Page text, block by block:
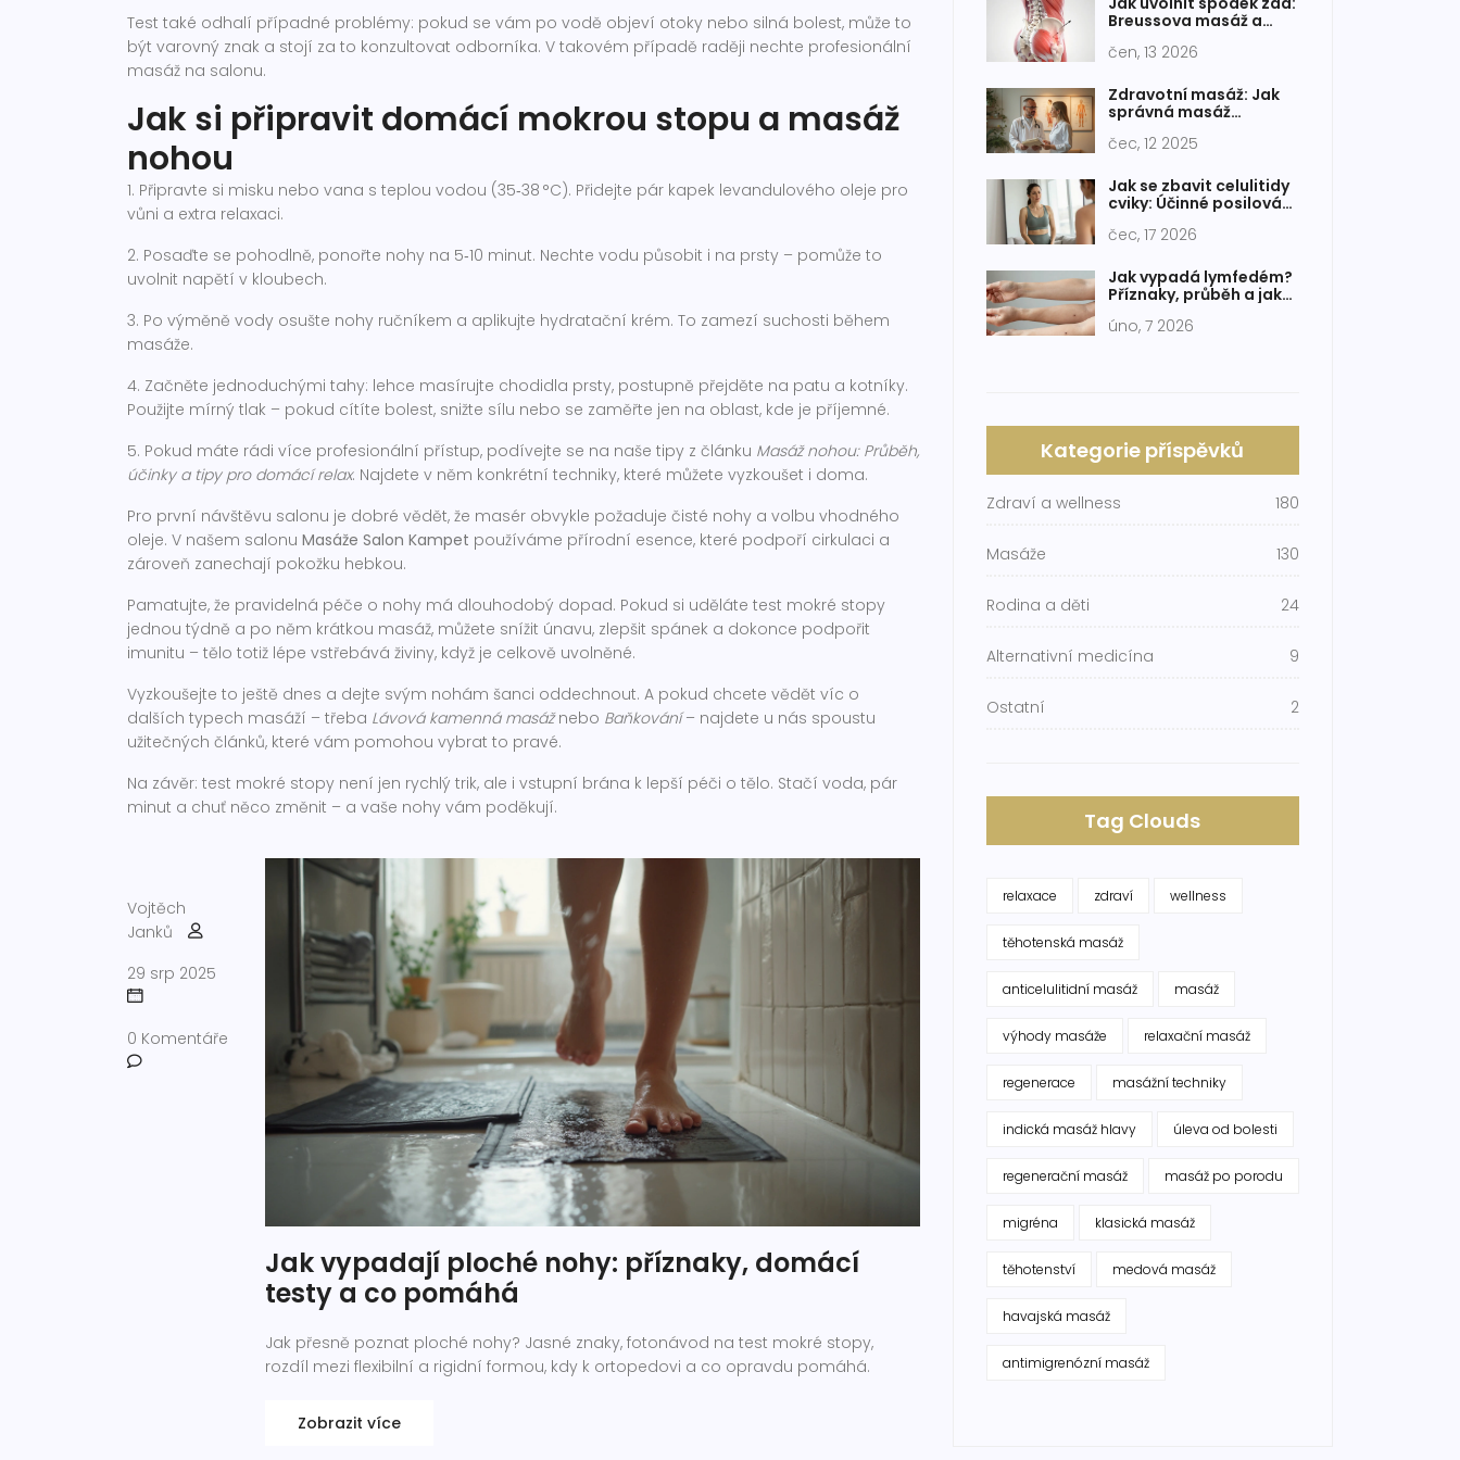
Test také odhalí případné problémy: pokud se vám po vodě objeví otoky nebo silná bolest, může to
být varovný znak a stojí za to konzultovat odborníka. V takovém případě raději nechte profesionální
masáž na salonu.
Jak si připravit domácí mokrou stopu a masáž
nohou
1. Připravte si misku nebo vana s teplou vodou (35‑38 °C). Přidejte pár kapek levandulového oleje pro
vůni a extra relaxaci.
2. Posaďte se pohodlně, ponořte nohy na 5‑10 minut. Nechte vodu působit i na prsty – pomůže to
uvolnit napětí v kloubech.
3. Po výměně vody osušte nohy ručníkem a aplikujte hydratační krém. To zamezí suchosti během
masáže.
4. Začněte jednoduchými tahy: lehce masírujte chodidla prsty, postupně přejděte na patu a kotníky.
Použijte mírný tlak – pokud cítíte bolest, snižte sílu nebo se zaměřte jen na oblast, kde je příjemné.
5. Pokud máte rádi více profesionální přístup, podívejte se na naše tipy z článku Masáž nohou: Průběh,
účinky a tipy pro domácí relax. Najdete v něm konkrétní techniky, které můžete vyzkoušet i doma.
Pro první návštěvu salonu je dobré vědět, že masér obvykle požaduje čisté nohy a volbu vhodného
oleje. V našem salonu Masáže Salon Kampet používáme přírodní esence, které podpoří cirkulaci a
zároveň zanechají pokožku hebkou.
Pamatujte, že pravidelná péče o nohy má dlouhodobý dopad. Pokud si uděláte test mokré stopy
jednou týdně a po něm krátkou masáž, můžete snížit únavu, zlepšit spánek a dokonce podpořit
imunitu – tělo totiž lépe vstřebává živiny, když je celkově uvolněné.
Vyzkoušejte to ještě dnes a dejte svým nohám šanci oddechnout. A pokud chcete vědět víc o
dalších typech masáží – třeba Lávová kamenná masážnebo Baňkování– najdete u nás spoustu
užitečných článků, které vám pomohou vybrat to pravé.
Na závěr: test mokré stopy není jen rychlý trik, ale i vstupní brána k lepší péči o tělo. Stačí voda, pár
minut a chuť něco změnit – a vaše nohy vám poděkují.
Vojtěch
Janků
29 srp 2025
0 Komentáře
Jak vypadají ploché nohy: příznaky, domácí
testy a co pomáhá
Jak přesně poznat ploché nohy? Jasné znaky, fotonávod na test mokré stopy,
rozdíl mezi flexibilní a rigidní formou, kdy k ortopedovi a co opravdu pomáhá.
Zobrazit více
Breussova masáž a
čen, 13 2026
Zdravotní masáž: Jak
správná masáž
uvolnění
čec, 12 2025
Jak se zbavit celulitidy
cviky: Účinné posilování
čec, 17 2026
Jak vypadá lymfedém?
Příznaky, průběh a jak
úno, 7 2026
Kategorie příspěvků
Zdraví a wellness 180
Masáže 130
Rodina a děti 24
Alternativní medicína 9
Ostatní 2
Tag Clouds
relaxace zdraví wellness
těhotenská masáž
anticelulitidní masáž masáž
výhody masáže relaxační masáž
regenerace masážní techniky
indická masáž hlavy úleva od bolesti
regenerační masáž masáž po porodu
migréna klasická masáž
těhotenství medová masáž
havajská masáž
antimigrenózní masáž